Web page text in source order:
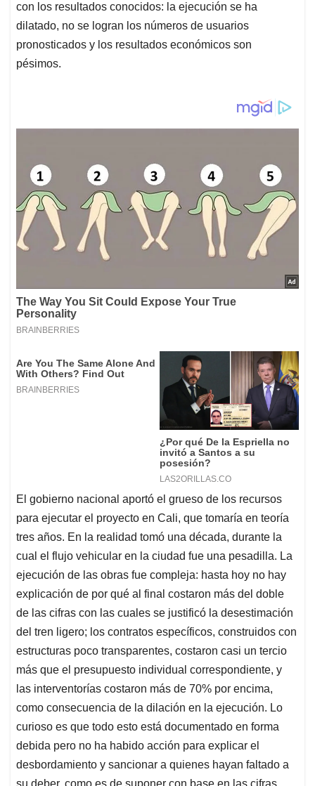
con los resultados conocidos: la ejecución se ha
dilatado, no se logran los números de usuarios
pronosticados y los resultados económicos son
pésimos.
El gobierno nacional aportó el grueso de los recursos
para ejecutar el proyecto en Cali, que tomaría en teoría
tres años. En la realidad tomó una década, durante la
cual el flujo vehicular en la ciudad fue una pesadilla. La
ejecución de las obras fue compleja: hasta hoy no hay
explicación de por qué al final costaron más del doble
de las cifras con las cuales se justificó la desestimación
del tren ligero; los contratos específicos, construidos con
estructuras poco transparentes, costaron casi un tercio
más que el presupuesto individual correspondiente, y
las interventorías costaron más de 70% por encima,
como consecuencia de la dilación en la ejecución. Lo
curioso es que todo esto está documentado en forma
debida pero no ha habido acción para explicar el
desbordamiento y sancionar a quienes hayan faltado a
su deber, como es de suponer con base en las cifras